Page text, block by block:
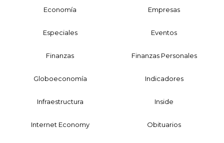
Economía Empresas
Especiales Eventos
Finanzas Finanzas Personales
Globoeconomía Indicadores
Infraestructura Inside
Internet Economy Obituarios